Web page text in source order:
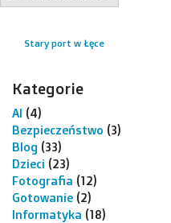
Stary port w Łęce
Kategorie
AI (4)
Bezpieczeństwo (3)
Blog (33)
Dzieci (23)
Fotografia (12)
Gotowanie (2)
Informatyka (18)